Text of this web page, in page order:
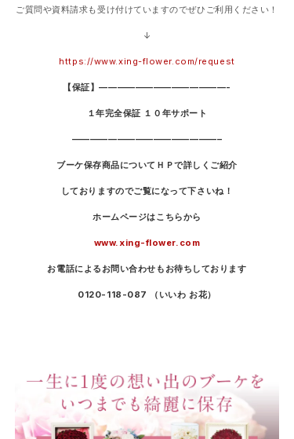
ご質問や資料請求も受け付けていますのでぜひご利用ください！
↓
https://www.xing-flower.com/request
【保証】——————————————-
１年完全保証 １０年サポート
————————————————–
ブーケ保存商品についてＨＰで詳しくご紹介
しておりますのでご覧になって下さいね！
ホームページはこちらから
www.xing-flower.com
お電話によるお問い合わせもお待ちしております
0120-118-087 （いいわ お花）